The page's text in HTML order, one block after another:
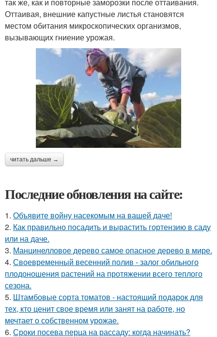
Оттаивая, внешние капустные листья становятся
местом обитания микроскопических организмов,
вызывающих гниение урожая.
читать дальше →
Последние обновления на сайте:
1. Объявите войну насекомым на вашей даче!
2. Как правильно посадить и вырастить гортензию в саду
или на даче.
3. Манцинелловое дерево самое опасное дерево в мире.
4. Своевременный весенний полив - залог обильного
плодоношения растений на протяжении всего теплого
сезона.
5. Штамбовые сорта томатов - настоящий подарок для
тех, кто ценит свое время или занят на работе, но
мечтает о собственном урожае.
6. Сроки посева перца на рассаду: когда начинать?